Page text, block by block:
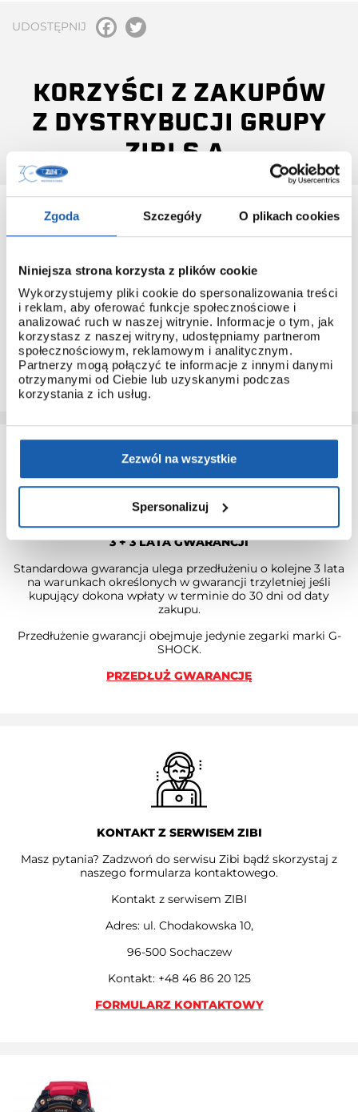
Zgoda Szczegóły O plikach cookies
Niniejsza strona korzysta z plików cookie
Wykorzystujemy pliki cookie do spersonalizowania treści
i reklam, aby oferować funkcje społecznościowe i
analizować ruch w naszej witrynie. Informacje o tym, jak
korzystasz z naszej witryny, udostępniamy partnerom
społecznościowym, reklamowym i analitycznym.
Partnerzy mogą połączyć te informacje z innymi danymi
otrzymanymi od Ciebie lub uzyskanymi podczas
korzystania z ich usług.
Zezwól na wszystkie
Spersonalizuj
UDOSTĘPNIJ
KORZYŚCI Z ZAKUPÓW
Z DYSTRYBUCJI GRUPY
ZIBI S.A.
INSTRUKCJA OBSŁUGI
Do każdego modelu G-SHOCK, który pochodzi z
dystrybucji ZIBI dołączana jest instrukcja obsługi w języku
polskim.
Dzięki temu łatwo poznasz obsługę nawet najbardziej
zaawansowanych modeli.
3 + 3 LATA GWARANCJI
Standardowa gwarancja ulega przedłużeniu o kolejne 3 lata
na warunkach określonych w gwarancji trzyletniej jeśli
kupujący dokona wpłaty w terminie do 30 dni od daty
zakupu.
Przedłużenie gwarancji obejmuje jedynie zegarki marki G-
SHOCK.
PRZEDŁUŻ GWARANCJĘ
KONTAKT Z SERWISEM ZIBI
Masz pytania? Zadzwoń do serwisu Zibi bądź skorzystaj z
naszego formularza kontaktowego.
Kontakt z serwisem ZIBI
Adres: ul. Chodakowska 10,
96-500 Sochaczew
Kontakt: +48 46 86 20 125
FORMULARZ KONTAKTOWY